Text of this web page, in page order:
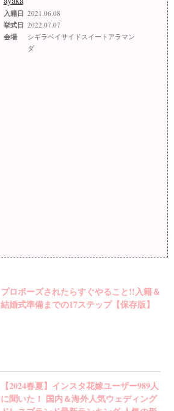
入籍日 2021.06.08
挙式日 2022.07.07
会場
シギラベイサイドスイートアラマン
ダ
プロポーズされたらすぐやること!!入籍＆
結婚式準備までの17ステップ【保存版】
【2024春夏】インスタ花嫁ユーザー989人
に聞いた！ 国内＆海外人気ウェディング